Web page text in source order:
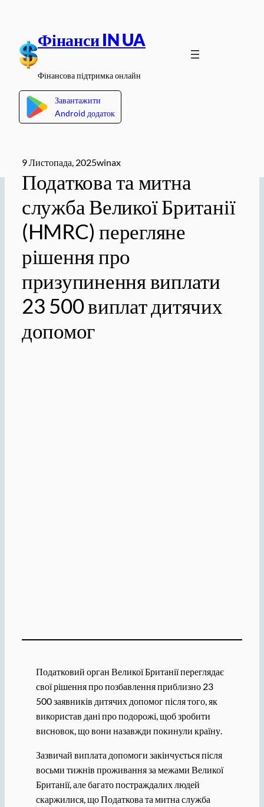
вмісту
Фінанси IN UA
Фінансова підтримка онлайн
Завантажити
Android додаток
9 Листопада, 2025winax
Податкова та митна
служба Великої Британії
(HMRC) перегляне
рішення про
призупинення виплати
23 500 виплат дитячих
допомог
Податковий орган Великої Британії переглядає
свої рішення про позбавлення приблизно 23
500 заявників дитячих допомог після того, як
використав дані про подорожі, щоб зробити
висновок, що вони назавжди покинули країну.
Зазвичай виплата допомоги закінчується після
восьми тижнів проживання за межами Великої
Британії, але багато постраждалих людей
скаржилися, що Податкова та митна служба